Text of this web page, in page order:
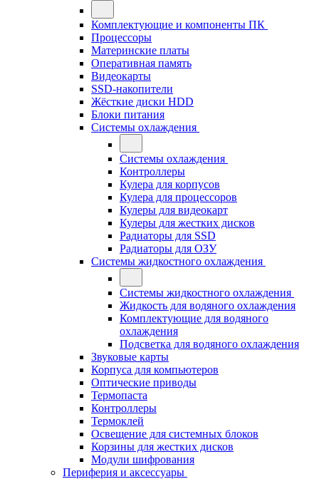
Комплектующие и компоненты ПК
Процессоры
Материнские платы
Оперативная память
Видеокарты
SSD-накопители
Жёсткие диски HDD
Блоки питания
Системы охлаждения
Системы охлаждения
Контроллеры
Кулера для корпусов
Кулера для процессоров
Кулеры для видеокарт
Кулеры для жестких дисков
Радиаторы для SSD
Радиаторы для ОЗУ
Системы жидкостного охлаждения
Системы жидкостного охлаждения
Жидкость для водяного охлаждения
Комплектующие для водяного
охлаждения
Подсветка для водяного охлаждения
Звуковые карты
Корпуса для компьютеров
Оптические приводы
Термопаста
Контроллеры
Термоклей
Освещение для системных блоков
Корзины для жестких дисков
Модули шифрования
Периферия и аксессуары